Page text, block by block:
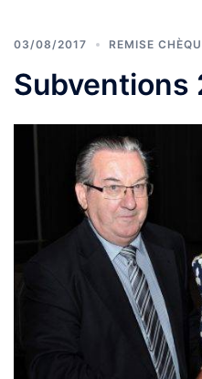
03/08/2017 REMISE
Subventions